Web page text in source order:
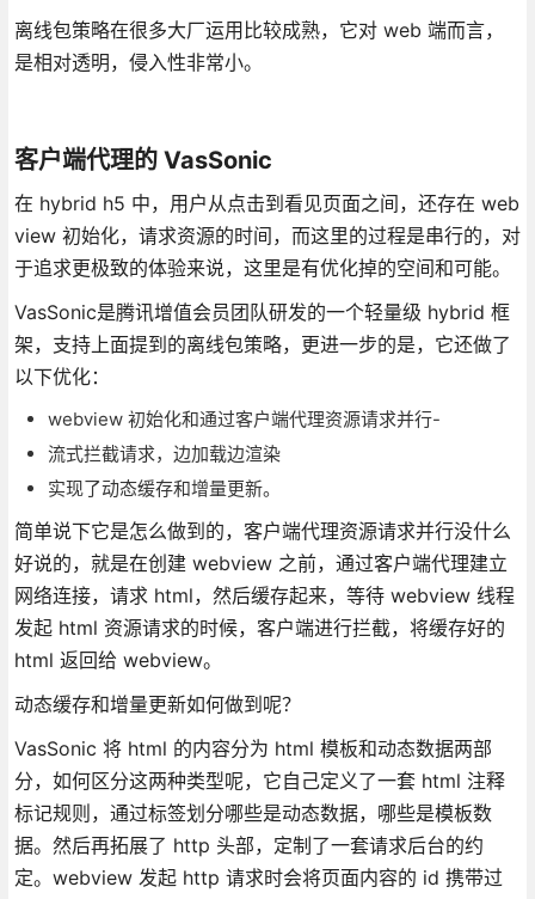
离线包策略在很多大厂运用比较成熟，它对 web 端而言，
是相对透明，侵入性非常小。
客户端代理的 VasSonic
在 hybrid h5 中，用户从点击到看见页面之间，还存在 web
view 初始化，请求资源的时间，而这里的过程是串行的，对
于追求更极致的体验来说，这里是有优化掉的空间和可能。
VasSonic是腾讯增值会员团队研发的一个轻量级 hybrid 框
架，支持上面提到的离线包策略，更进一步的是，它还做了
以下优化：
webview 初始化和通过客户端代理资源请求并行-
流式拦截请求，边加载边渲染
实现了动态缓存和增量更新。
简单说下它是怎么做到的，客户端代理资源请求并行没什么
好说的，就是在创建 webview 之前，通过客户端代理建立
网络连接，请求 html，然后缓存起来，等待 webview 线程
发起 html 资源请求的时候，客户端进行拦截，将缓存好的
html 返回给 webview。
动态缓存和增量更新如何做到呢？
VasSonic 将 html 的内容分为 html 模板和动态数据两部
分，如何区分这两种类型呢，它自己定义了一套 html 注释
标记规则，通过标签划分哪些是动态数据，哪些是模板数
据。然后再拓展了 http 头部，定制了一套请求后台的约
定。webview 发起 http 请求时会将页面内容的 id 携带过